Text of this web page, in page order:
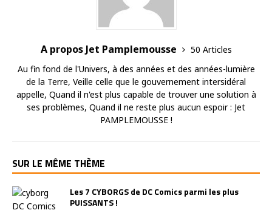
A propos Jet Pamplemousse
50 Articles
Au fin fond de l'Univers, à des années et des années-lumière
de la Terre, Veille celle que le gouvernement intersidéral
appelle, Quand il n'est plus capable de trouver une solution à
ses problèmes, Quand il ne reste plus aucun espoir : Jet
PAMPLEMOUSSE !
SUR LE MÊME THÈME
Les 7 CYBORGS de DC Comics parmi les plus
PUISSANTS !